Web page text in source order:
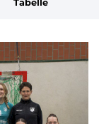
Tabelle